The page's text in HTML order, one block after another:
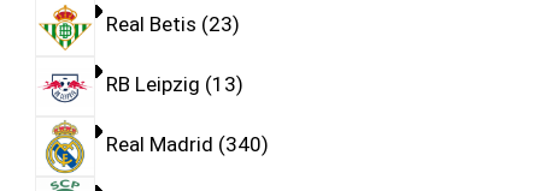
Real Betis 23
RB Leipzig 13
Real Madrid 340